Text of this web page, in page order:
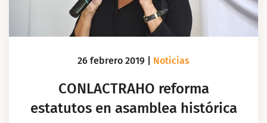
26 febrero 2019 Noticias
CONLACTRAHO reforma
estatutos en asamblea histórica